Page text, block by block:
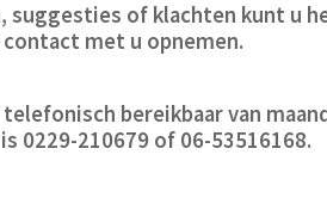
suggesties of klachten kunt u
met u opnemen.
bereikbaar van
0229-210679 of 06-53516168.